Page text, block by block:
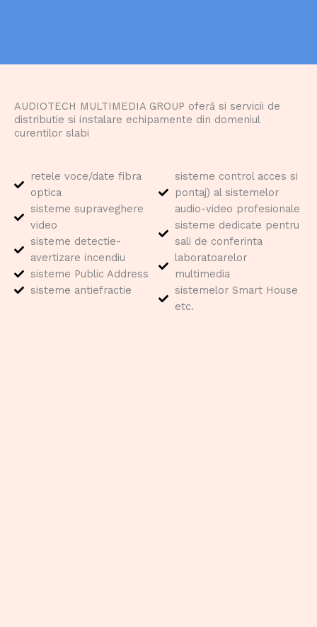
AUDIOTECH MULTIMEDIA GROUP oferă si servicii de
distributie si instalare echipamente din domeniul
curentilor slabi
retele voce/date fibra
optica
sisteme supraveghere
video
sisteme detectie-
avertizare incendiu
sisteme Public Address
sisteme antiefractie
sisteme control acces si
pontaj) al sistemelor
audio-video profesionale
sisteme dedicate pentru
sali de conferinta
laboratoarelor
multimedia
sistemelor Smart House
etc.